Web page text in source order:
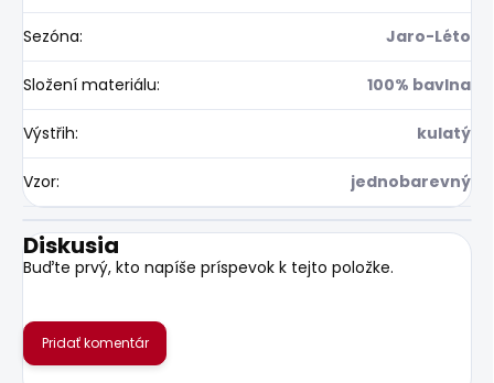
Sezóna: Jaro-Léto
Složení materiálu: 100% bavlna
Výstřih: kulatý
Vzor: jednobarevný
Diskusia
Buďte prvý, kto napíše príspevok k tejto položke.
Pridať komentár